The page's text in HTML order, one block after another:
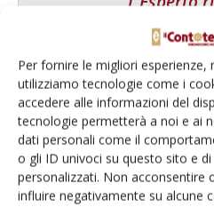
Per fornire le migliori esperienze,
utilizziamo tecnologie come i
accedere alle informazioni del
tecnologie permetterà a noi e ai
dati personali come il
o gli ID univoci su questo sito e
personalizzati. Non acconsentire
influire negativamente su alcune
I consigli di Terra e
Cerca